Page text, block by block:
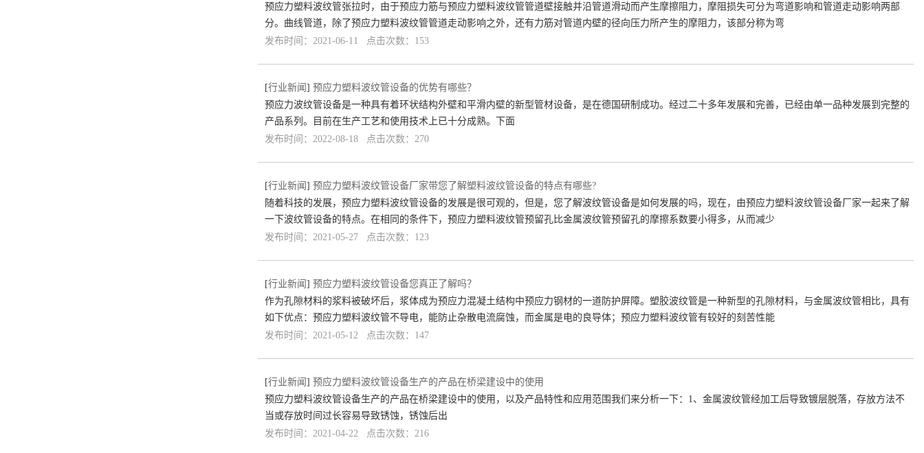
预应力塑料波纹管张拉时，由于预应力筋与预应力塑料波纹管管道壁接触并沿管道滑动而产生摩擦阻力，摩阻损失可分为弯道影响和管道走动影响两部
分。曲线管道，除了预应力塑料波纹管管道走动影响之外，还有力筋对管道内壁的径向压力所产生的摩阻力，该部分称为弯
发布时间：2021-06-11 点击次数：153
[行业新闻 ] 预应力塑料波纹管设备的优势有哪些？
预应力波纹管设备是一种具有着环状结构外壁和平滑内壁的新型管材设备，是在德国研制成功。经过二十多年发展和完善，已经由单一品种发展到完整的
产品系列。目前在生产工艺和使用技术上已十分成熟。下面
发布时间：2022-08-18 点击次数：270
[行业新闻 ] 预应力塑料波纹管设备厂家带您了解塑料波纹管设备的特点有哪些?
随着科技的发展，预应力塑料波纹管设备的发展是很可观的，但是，您了解波纹管设备是如何发展的吗，现在，由预应力塑料波纹管设备厂家一起来了解
一下波纹管设备的特点。在相同的条件下，预应力塑料波纹管预留孔比金属波纹管预留孔的摩擦系数要小得多，从而减少
发布时间：2021-05-27 点击次数：123
[行业新闻 ] 预应力塑料波纹管设备您真正了解吗？
作为孔隙材料的浆料被破坏后，浆体成为预应力混凝土结构中预应力钢材的一道防护屏障。塑胶波纹管是一种新型的孔隙材料，与金属波纹管相比，具有
如下优点：预应力塑料波纹管不导电，能防止杂散电流腐蚀，而金属是电的良导体；预应力塑料波纹管有较好的刻苦性能
发布时间：2021-05-12 点击次数：147
[行业新闻 ] 预应力塑料波纹管设备生产的产品在桥梁建设中的使用
预应力塑料波纹管设备生产的产品在桥梁建设中的使用，以及产品特性和应用范围我们来分析一下：1、金属波纹管经加工后导致镀层脱落，存放方法不
当或存放时间过长容易导致锈蚀，锈蚀后出
发布时间：2021-04-22 点击次数：216